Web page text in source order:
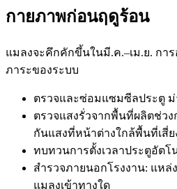
กายภาพก่อนฤดูร้อน
แมลงจะคึกคักขึ้นในมี.ค.–เม.ย. กา
ภาระของระบบ
ตรวจและซ่อมแซมซีลประตู
ตรวจแสงรั่วจากพื้นที่ผลิตช่ว
กันแสงที่หน้าต่างใกล้พื้นที่เสี่ย
ทบทวนการตั้งเวลาประตูอัต
สำรวจภายนอกโรงงาน: แห
แมลงเข้าทางใด